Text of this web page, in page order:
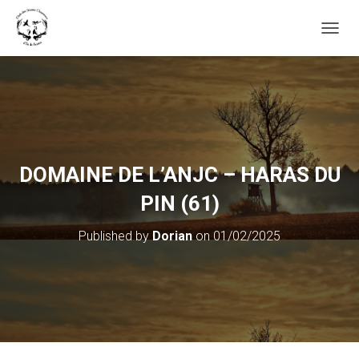
DOMAINE DE L’ANJC – HARAS DU
PIN (61)
Published byDorianon01/02/2025